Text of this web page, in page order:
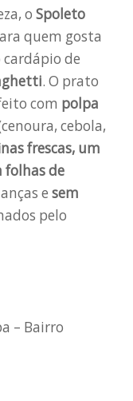
o Spoleto
quem gosta
de
. O prato
com polpa
cebola,
frescas, um
folhas de
e sem
pelo
– Bairro